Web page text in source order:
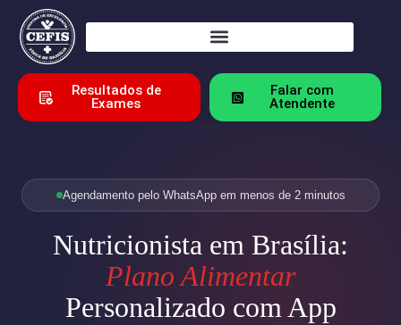
Resultados de
Exames
Falar com
Atendente
Agendamento pelo WhatsApp em menos de 2 minutos
Nutricionista em Brasília:
Plano Alimentar
Personalizado com App